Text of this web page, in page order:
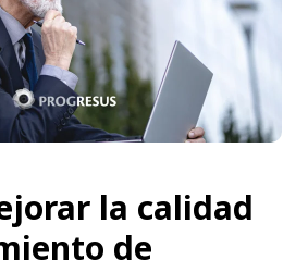
la calidad
de